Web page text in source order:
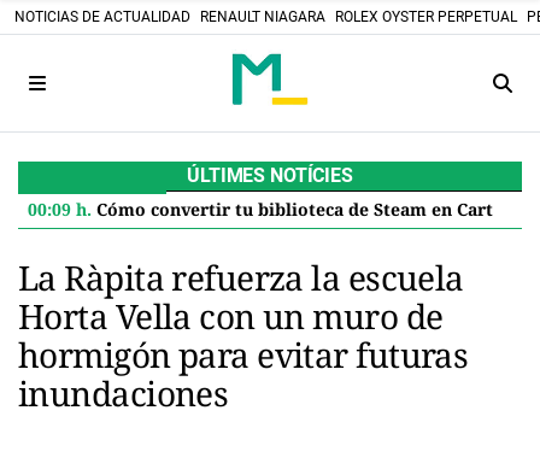
NOTICIAS DE ACTUALIDAD RENAULT NIAGARA ROLEX OYSTER PERPETUAL
ÚLTIMES NOTÍCIES
00:09 h. Cómo convertir tu biblioteca de Steam en Cartuchos retro: el proyecto DIY que desafía el futuro digital
La Ràpita refuerza la escuela
Horta Vella con un muro de
hormigón para evitar futuras
inundaciones